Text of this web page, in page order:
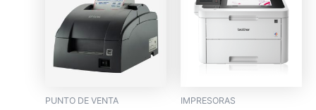
PUNTO DE VENTA IMPRESORAS